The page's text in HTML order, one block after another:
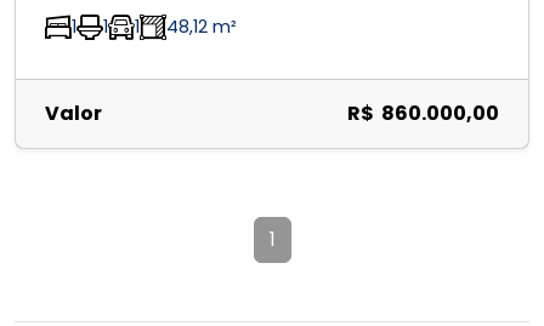
1 1 1 48,12 m²
Valor R$ 860.000,00
1